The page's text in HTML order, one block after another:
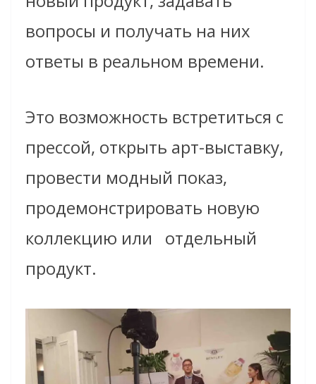
вопросы и получать на них
ответы в реальном времени.
Это возможность встретиться с
прессой, открыть арт-выставку,
провести модный показ,
продемонстрировать новую
коллекцию или отдельный
продукт.